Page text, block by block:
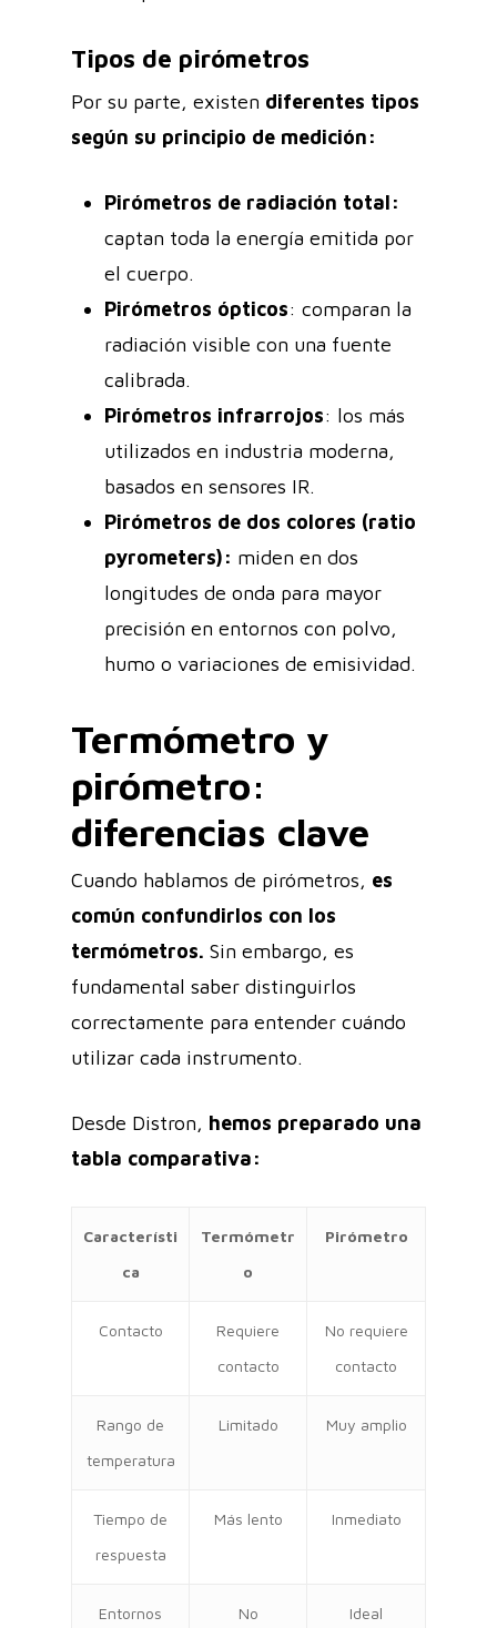
Tipos de pirómetros
Por su parte, existen diferentes tipos
según su principio de medición:
Pirómetros de radiación total:
captan toda la energía emitida por
el cuerpo.
Pirómetros ópticos: comparan la
radiación visible con una fuente
calibrada.
Pirómetros infrarrojos: los más
utilizados en industria moderna,
basados en sensores IR.
Pirómetros de dos colores (ratio
pyrometers): miden en dos
longitudes de onda para mayor
precisión en entornos con polvo,
humo o variaciones de emisividad.
Termómetro y
pirómetro:
diferencias clave
Cuando hablamos de pirómetros, es
común confundirlos con los
termómetros. Sin embargo, es
fundamental saber distinguirlos
correctamente para entender cuándo
utilizar cada instrumento.
Desde Distron, hemos preparado una
tabla comparativa:
Característi
ca
Termómetr
o
Pirómetro
Contacto
Requiere
contacto
No requiere
contacto
Rango de
temperatura
Limitado Muy amplio
Tiempo de
respuesta
Más lento Inmediato
Entornos
No
Ideal